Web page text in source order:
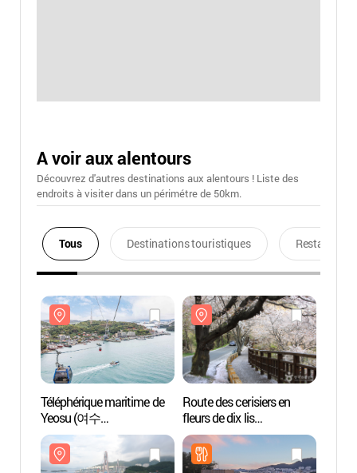
A voir aux alentours
Découvrez d'autres destinations aux alentours ! Liste des
endroits à visiter dans un périmétre de 50km.
Tous Destinations touristiques Restaurants
Téléphérique maritime de
Yeosu (여수
해상케이블카)
Route des cerisiers en
fleurs de dix lis
(십리벚꽃길)